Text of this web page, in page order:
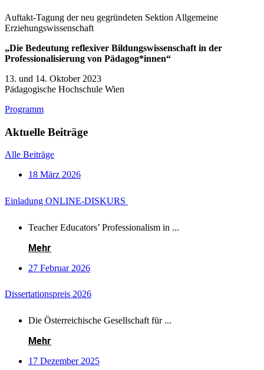
Auftakt-Tagung der neu gegründeten Sektion Allgemeine
Erziehungswissenschaft
„Die Bedeutung reflexiver Bildungswissenschaft in der
Professionalisierung von Pädagog*innen“
13. und 14. Oktober 2023
Pädagogische Hochschule Wien
Programm
Aktuelle Beiträge
Alle Beiträge
18 März 2026
Einladung ONLINE-DISKURS
Teacher Educators’ Professionalism in ...
Mehr
27 Februar 2026
Dissertationspreis 2026
Die Österreichische Gesellschaft für ...
Mehr
17 Dezember 2025